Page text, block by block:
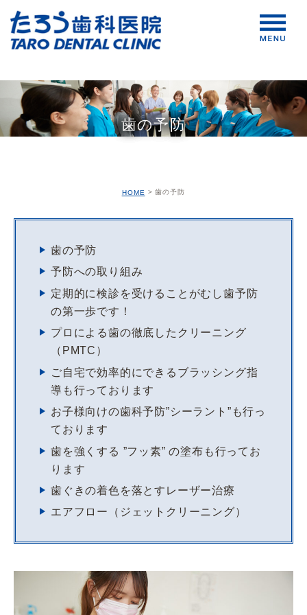
歯の予防
HOME 歯の予防
歯の予防
予防への取り組み
定期的に検診を受けることがむし歯予防
の第一歩です！
プロによる歯の徹底したクリーニング
（PMTC）
ご自宅で効率的にできるブラッシング指
導も行っております
お子様向けの歯科予防”シーラント”も行っ
ております
歯を強くする ”フッ素” の塗布も行ってお
ります
歯ぐきの着色を落とすレーザー治療
エアフロー（ジェットクリーニング）